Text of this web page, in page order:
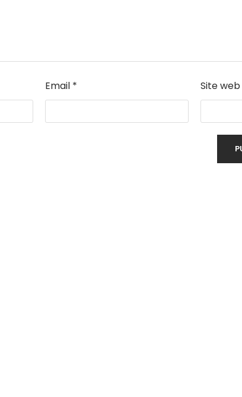
Email * Site web